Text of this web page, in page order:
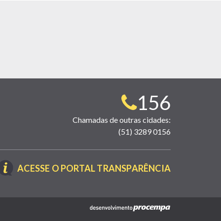
Telefone
para
contato:
156
Chamadas de outras cidades:
(51) 3289 0156
ACESSE O PORTAL TRANSPARÊNCIA(LINK
EM
NOVA